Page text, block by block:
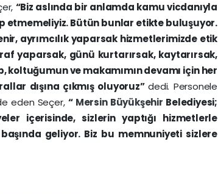
“Biz aslında bir anlamda kamu vicdanıyla
etmemeliyiz. Bütün bunlar etikte buluşuyor.
ayrımcılık yaparsak hizmetlerimizde etik
yaparsak, günü kurtarırsak, kaytarırsak,
ve makamımın devamı için her
dışına çıkmış oluyoruz”dedi. Personele
eden Seçer, “ Mersin Büyükşehir Belediyesi;
içerisinde, sizlerin yaptığı hizmetlerle
geliyor. Biz bu memnuniyeti sizlere